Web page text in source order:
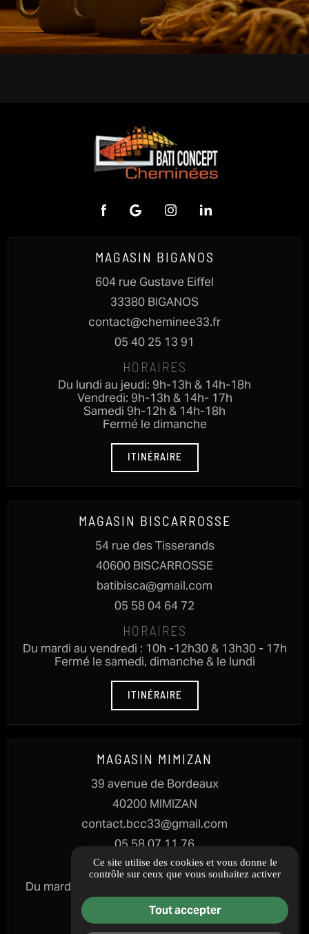
MAGASIN BIGANOS
604 rue Gustave Eiffel
33380 BIGANOS
contact@cheminee33.fr
05 40 25 13 91
HORAIRES
Du lundi au jeudi: 9h-13h & 14h-18h
Vendredi: 9h-13h & 14h- 17h
Samedi 9h-12h & 14h-18h
Fermé le dimanche
ITINÉRAIRE
MAGASIN BISCARROSSE
54 rue des Tisserands
40600 BISCARROSSE
batibisca@gmail.com
05 58 04 64 72
HORAIRES
Du mardi au vendredi : 10h -12h30 & 13h30 - 17h
Fermé le samedi, dimanche & le lundi
ITINÉRAIRE
MAGASIN MIMIZAN
39 avenue de Bordeaux
40200 MIMIZAN
contact.bcc33@gmail.com
05 58 07 11 76
HORAIRES
Du mardi au samedi : 10h - 12h30 & 13h30 - 17h
Fermé le dimanche & lundi
Ce site utilise des cookies et vous donne le
contrôle sur ceux que vous souhaitez activer
Tout accepter